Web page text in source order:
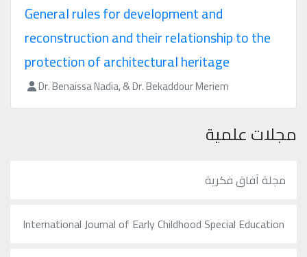
General rules for development and
reconstruction and their relationship to the
protection of architectural heritage
Dr. Benaissa Nadia, & Dr. Bekaddour Meriem
مجلات علمية
مجلة آفاق فكرية
International Journal of Early Childhood Special Education